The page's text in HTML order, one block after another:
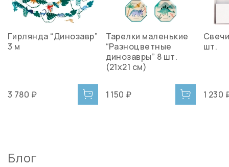
Гирлянда “Динозавр”
3 м
3 780 ₽
Тарелки маленькие
“Разноцветные
динозавры” 8 шт.
(21х21 см)
1 150 ₽
шт.
1 230
Блог